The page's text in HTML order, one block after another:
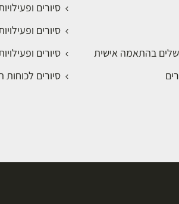
בהתאמה אישית
סיורים
סיורים
סיורים
סיורים לכוחות